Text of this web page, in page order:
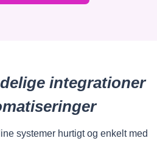
integrationer
systemer hurtigt og enkelt med